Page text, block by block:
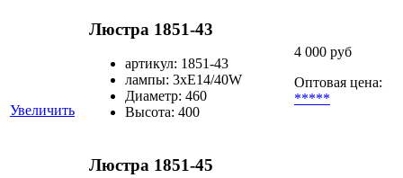
Увеличить
Люстра 1851-43
артикул: 1851-43
лампы: 3хЕ14/40W
Диаметр: 460
Высота: 400
4 000 руб
Оптовая цена:
*****
Люстра 1851-45